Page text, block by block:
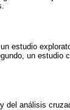
estudio
un estudio
análisis